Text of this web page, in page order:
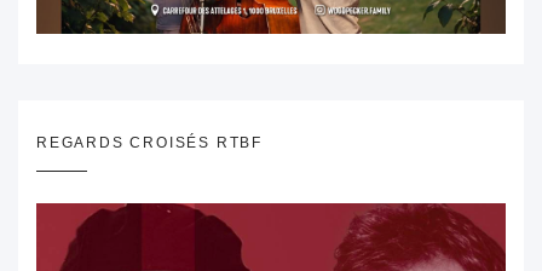
REGARDS CROISÉS RTBF